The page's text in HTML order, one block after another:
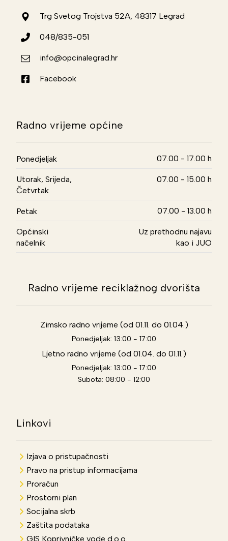
Trg Svetog Trojstva 52A, 48317 Legrad
048/835-051
info@opcinalegrad.hr
Facebook
Radno vrijeme općine
Ponedjeljak 07.00 - 17.00 h
Utorak, Srijeda,
Četvrtak
07.00 - 15.00 h
Petak 07.00 - 13.00 h
Općinski
načelnik
Uz prethodnu najavu
kao i JUO
Radno vrijeme reciklažnog dvorišta
Zimsko radno vrijeme (od 01.11. do 01.04.)
Ponedjeljak: 13:00 - 17:00
Ljetno radno vrijeme (od 01.04. do 01.11.)
Ponedjeljak: 13:00 - 17:00
Subota: 08:00 - 12:00
Linkovi
Izjava o pristupačnosti
Pravo na pristup informacijama
Proračun
Prostorni plan
Socijalna skrb
Zaštita podataka
GIS Koprivničke vode d.o.o.